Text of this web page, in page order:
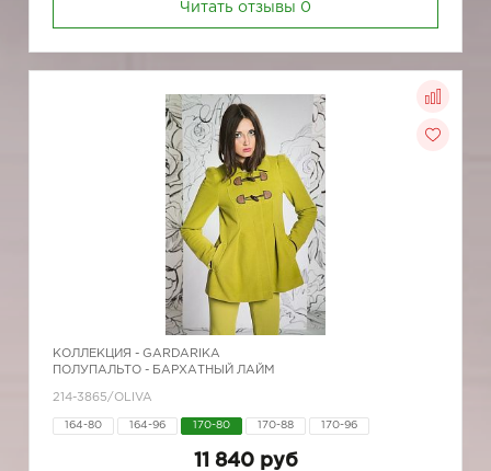
Читать отзывы 0
КОЛЛЕКЦИЯ - GARDARIKA
ПОЛУПАЛЬТО - БАРХАТНЫЙ ЛАЙМ
214-3865/OLIVA
164-80 164-96 170-80 170-88 170-96
11 840 руб